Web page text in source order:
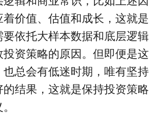
价值、估值和成长，这就是
要依托大样本数据和底层逻辑
资策略的原因。但即便是这
总会有低迷时期，唯有坚持
结果，这就是保持投资策略